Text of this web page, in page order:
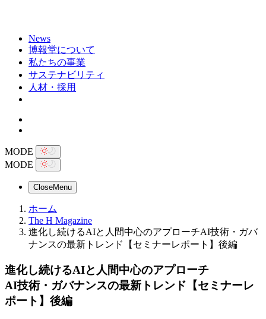
News
博報堂について
私たちの事業
サステナビリティ
人材・採用
MODE
MODE
CloseMenu
ホーム
The H Magazine
進化し続けるAIと人間中心のアプローチAI技術・ガバ
ナンスの最新トレンド【セミナーレポート】後編
進化し続けるAIと人間中心のアプローチ
AI技術・ガバナンスの最新トレンド【セミナーレ
ポート】後編